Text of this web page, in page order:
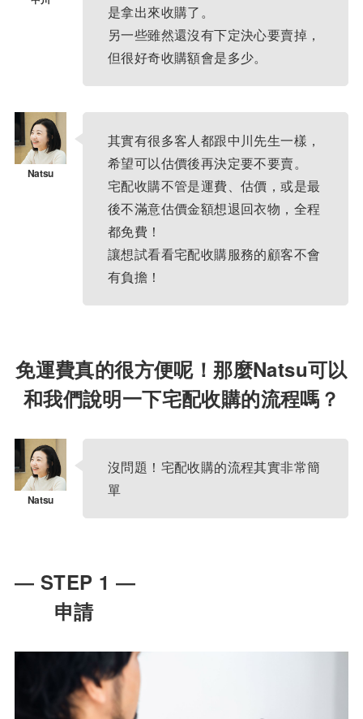
是拿出來收購了。
另一些雖然還沒有下定決心要賣掉，
但很好奇收購額會是多少。
其實有很多客人都跟中川先生一樣，
希望可以估價後再決定要不要賣。
宅配收購不管是運費、估價，或是最
後不滿意估價金額想退回衣物，全程
都免費！
讓想試看看宅配收購服務的顧客不會
有負擔！
免運費真的很方便呢！那麼Natsu可以
和我們說明一下宅配收購的流程嗎？
沒問題！宅配收購的流程其實非常簡
單
― STEP 1 ―
申請